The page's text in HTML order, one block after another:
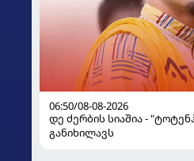
06:50/08-08-2026
დე ძერბის სიაშია -
განიხილავს